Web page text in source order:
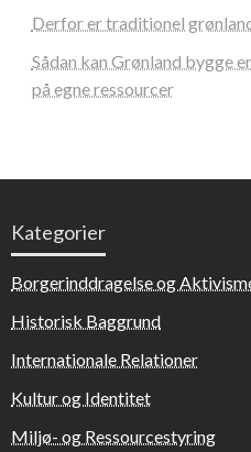
Derfor er traditionel
Sådan kan Grønland bygge
på egne ressourcer
Kategorier
Borgerinddragelse og
Historisk Baggrund
Internationale Relationer
Kultur og Identitet
Miljø- og Ressourcestyring